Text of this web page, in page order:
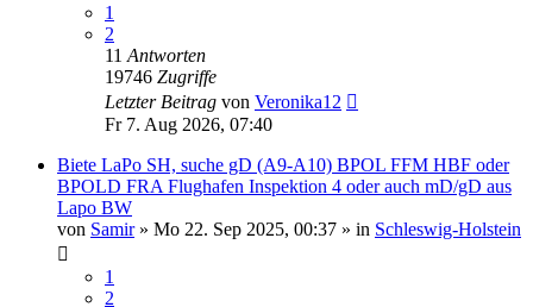
1
2
11 Antworten
19746 Zugriffe
Letzter Beitrag von Veronika12
Fr 7. Aug 2026, 07:40
Biete LaPo SH, suche gD (A9-A10) BPOL FFM HBF oder
BPOLD FRA Flughafen Inspektion 4 oder auch mD/gD aus
Lapo BW
von Samir» Mo 22. Sep 2025, 00:37 » in Schleswig-Holstein
1
2